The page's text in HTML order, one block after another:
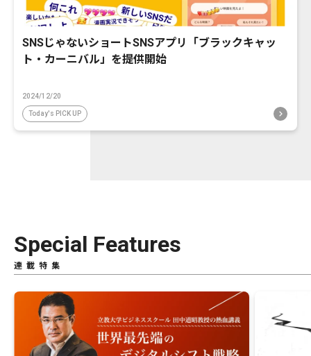
SNSじゃないショートSNSアプリ「ブラックキャッ
ト・カーニバル」を提供開始
2024/12/20
Today's PICK UP
Special Features
連載特集